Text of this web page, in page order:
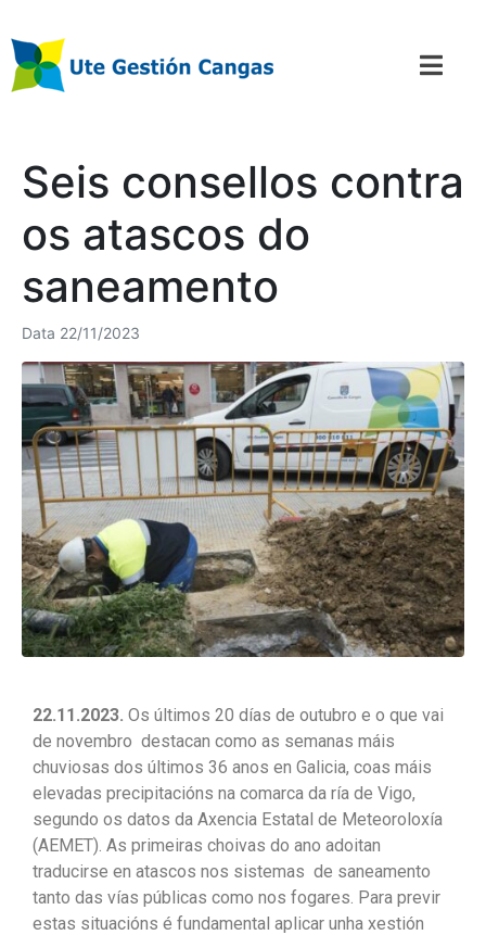
Seis consellos contra
os atascos do
saneamento
Data 22/11/2023
22.11.2023. Os últimos 20 días de outubro e o que vai
de novembro destacan como as semanas máis
chuviosas dos últimos 36 anos en Galicia, coas máis
elevadas precipitacións na comarca da ría de Vigo,
segundo os datos da Axencia Estatal de Meteoroloxía
(AEMET). As primeiras choivas do ano adoitan
traducirse en atascos nos sistemas de saneamento
tanto das vías públicas como nos fogares. Para previr
estas situacións é fundamental aplicar unha xestión